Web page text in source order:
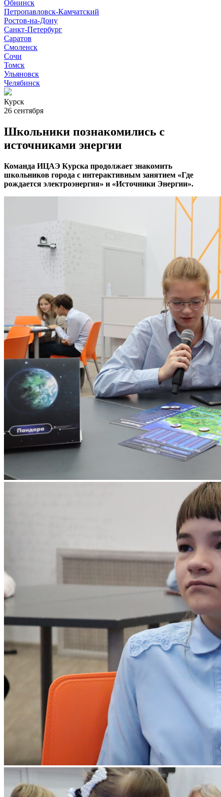
Обнинск
Петропавловск-Камчатский
Ростов-на-Дону
Санкт-Петербург
Саратов
Смоленск
Сочи
Томск
Ульяновск
Челябинск
Курск
26 сентября
Школьники познакомились с
источниками энергии
Команда ИЦАЭ Курска продолжает знакомить
школьников города с интерактивным занятием «Где
рождается электроэнергия» и «Источники Энергии».